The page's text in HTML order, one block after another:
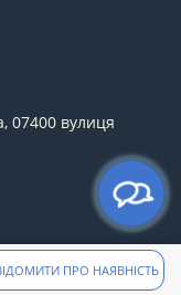
ПРО НАЯВНІСТЬ
07400 вулиця